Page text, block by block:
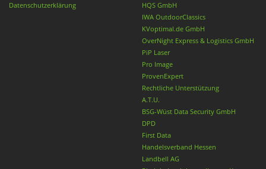
Datenschutzerklärung
HQS GmbH
IWA OutdoorClassics
KVoptimal.de GmbH
OverNight Express & Logistics GmbH
PiP Laser
Pro Image
ProvenExpert
Rechtliche Unterstützung
A.T.U.
BSG-Wüst Data Security GmbH
DPD
First Data
Handelsverband Hessen
Landbell AG